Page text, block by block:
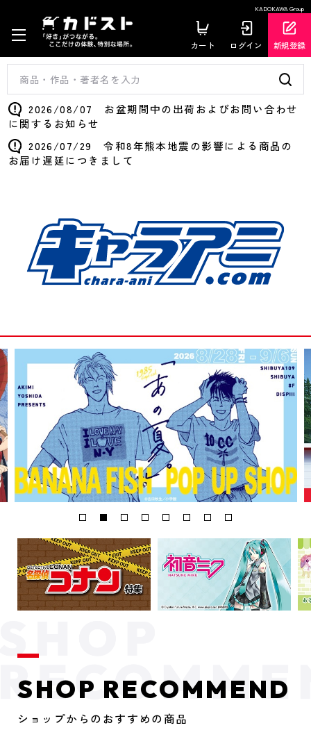
KADOKAWA Group
カート ログイン 新規登録
2026/08/07 お盆期間中の出荷およびお問い合わせ
に関するお知らせ
2026/07/29 令和8年熊本地震の影響による商品の
お届け遅延につきまして
SHOP RECOMMEND
ショップからのおすすめの商品